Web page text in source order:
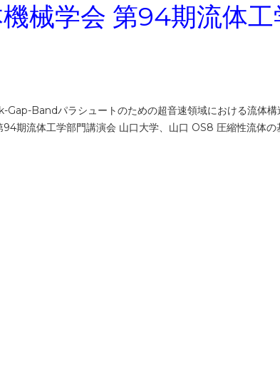
械学会 第94期流体
Bandパラシュートのための超音速領域における流体構
期流体工学部門講演会 山口大学、山口 OS8 圧縮性流体